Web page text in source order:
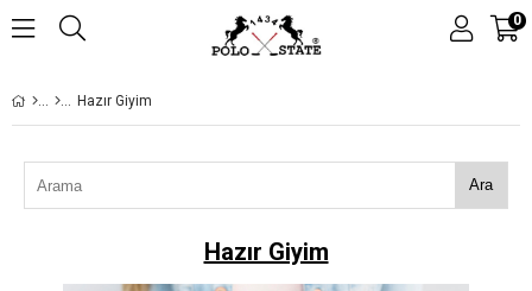
0
Hazır Giyim
Ara
Hazır Giyim